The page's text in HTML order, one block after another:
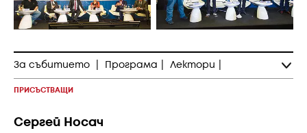
За събитието Програма Лектори
ПРИСЪСТВАЩИ
Cергей Носач